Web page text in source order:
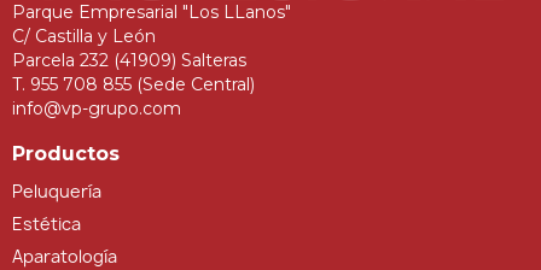
Parque Empresarial "Los LLanos"
C/ Castilla y León
Parcela 232 (41909) Salteras
T. 955 708 855 (Sede Central)
info@vp-grupo.com
Productos
Peluquería
Estética
Aparatología